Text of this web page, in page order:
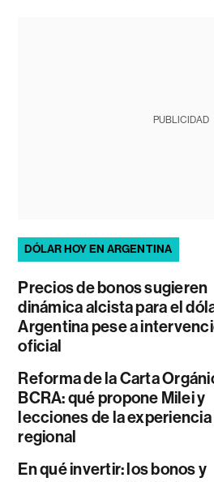
PUBLICIDAD
DÓLAR HOY EN ARGENTINA
Precios de bonos sugieren
dinámica alcista para el
Argentina pese a
oficial
Reforma de la Carta
BCRA: qué propone Milei y
lecciones de la experiencia
regional
En qué invertir: los bonos y